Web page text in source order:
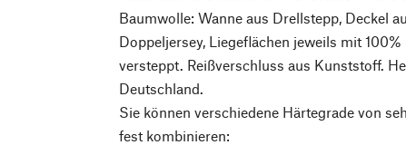
Baumwolle: Wanne aus Drellstepp, Deckel
Doppeljersey, Liegeflächen jeweils mit
versteppt. Reißverschluss aus Kunststoff.
Deutschland.
Sie können verschiedene Härtegrade von
fest kombinieren: